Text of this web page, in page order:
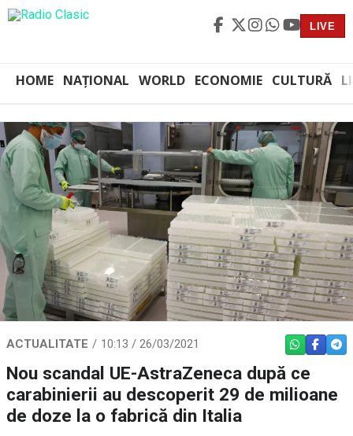
LIVE
HOME NAȚIONAL WORLD ECONOMIE CULTURĂ
ACTUALITATE 10:13 / 26/03/2021 WHATSAPP
Nou scandal UE-AstraZeneca după ce
carabinierii au descoperit 29 de milioane
de doze la o fabrică din Italia